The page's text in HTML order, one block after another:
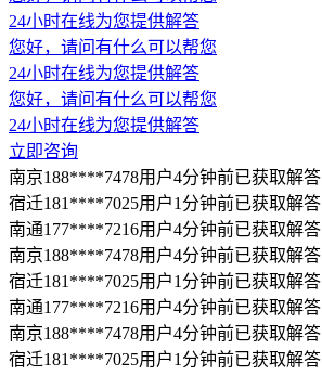
24小时在线为您提供解答
您好，请问有什么可以帮您
24小时在线为您提供解答
您好，请问有什么可以帮您
24小时在线为您提供解答
立即咨询
南京188****7478用户4分钟前已获取解答
宿迁181****7025用户1分钟前已获取解答
南通177****7216用户4分钟前已获取解答
南京188****7478用户4分钟前已获取解答
宿迁181****7025用户1分钟前已获取解答
南通177****7216用户4分钟前已获取解答
南京188****7478用户4分钟前已获取解答
宿迁181****7025用户1分钟前已获取解答